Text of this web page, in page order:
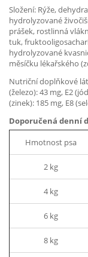
Složení: Rýže,
hydrolyzované
prášek, rostlinná
tuk,
hydrolyzované
měsíčku lékařského
Nutriční doplňkové
(železo): 43 mg, E2
(zinek): 185 mg, E8
Doporučená denní
Hmotnost psa
2 kg
4 kg
6 kg
8 kg